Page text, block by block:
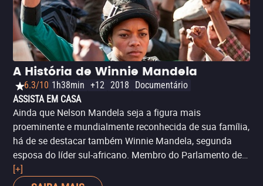
um pouco idealista, a direção potente e emocional de
Clint Eastwood ('Gran Torino') faz de 'Invictus' um filme
inspirador, com performances convincentes do grande
Morgan Freeman (‘Um Sonho de Liberdade') como
Mandela e Matt Damon (‘Gênio Indomável') como o
capitão François Pienaar, do Springboks, a seleção sul-
africana.
A História de Winnie Mandela
6.3/10 1h38min +12 2018
Documentário
ASSISTA EM CASA
Ainda que Nelson Mandela seja a figura mais
proeminente e mundialmente reconhecida de sua família,
há de se destacar também Winnie Mandela, segunda
esposa do líder sul-africano. Membro do Parlamento de
1994 a 2003, e de 2009 até sua morte, em 2018, Winnie
exerceu uma forte influência política na África do Sul
[+]